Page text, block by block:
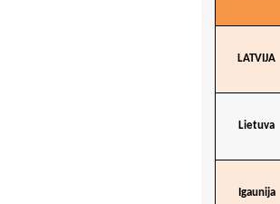
LATVIJA
Lietuva
Igaunija